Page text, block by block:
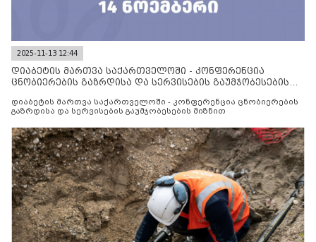
2025-11-13 12:44
დიაბეტის მართვა საქართველოში - კონფერენცია
ცნობიერების გაზრდისა და სერვისების გაუმჯობესების
დიაბეტის მართვა საქართველოში - კონფერენცია ცნობიერების
გაზრდისა და სერვისების გაუმჯობესების მიზნით